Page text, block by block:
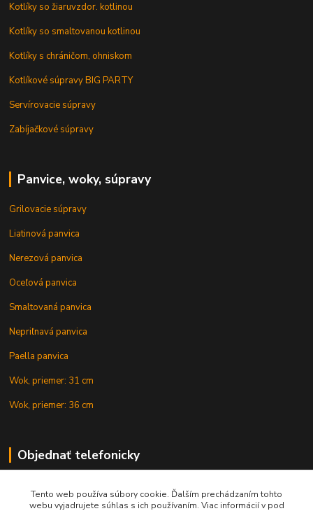
Kotlíky so žiaruvzdor. kotlinou
Kotlíky so smaltovanou kotlinou
Kotlíky s chráničom, ohniskom
Kotlíkové súpravy BIG PARTY
Servírovacie súpravy
Zabíjačkové súpravy
Panvice, woky, súpravy
Grilovacie súpravy
Liatinová panvica
Nerezová panvica
Oceľová panvica
Smaltovaná panvica
Nepriľnavá panvica
Paella panvica
Wok, priemer: 31 cm
Wok, priemer: 36 cm
Objednať telefonicky
+421 902 212 007
Tento web používa súbory cookie. Ďalším prechádzaním tohto
webu vyjadrujete súhlas s ich používaním. Viac informácií v pod